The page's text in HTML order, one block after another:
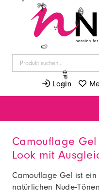
 Login 
Camouflage
Look mit
Camouflage Gel ist
natürlichen Nude-
🍍
🍉
👙
🍉
👙
🍦
🍦
🌴